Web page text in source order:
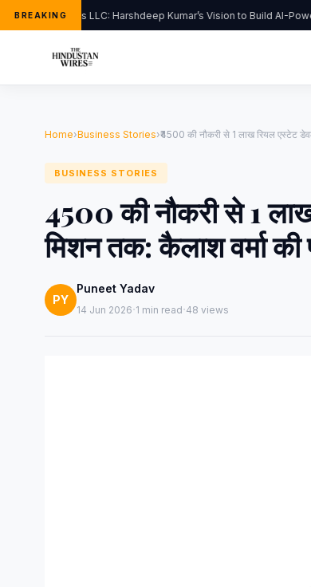
BREAKING
FlipHats LLC: Harshdeep Kumar’s Vision to Build AI-
Home›Business Stories›₹4500 की नौकरी से 1 लाख रियल एस्टेट
BUSINESS STORIES
₹4500 की नौकरी से 1
मिशन तक: कैलाश वर्मा
PY
Puneet Yadav
14 Jun 2026·1 min read·48 views